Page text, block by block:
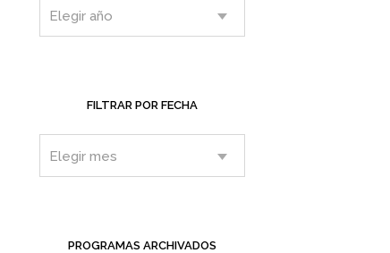
FILTRAR POR FECHA
PROGRAMAS ARCHIVADOS